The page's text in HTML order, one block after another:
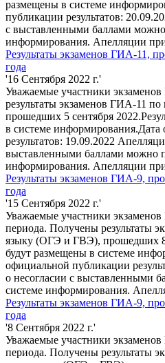
размещены в системе
публикации результатов:
с выставленными баллами можно
информирования. Апелляции
Результаты экзаменов ГИА-11,
года
'16 Сентября 2022 г.'
Уважаемые участники
результаты экзаменов ГИА-11
прошедших 5 сентября
в системе
результатов: 19.09.2022
выставленными баллами можно
информирования. Апелляции
Результаты экзаменов ГИА-9,
года
'15 Сентября 2022 г.'
Уважаемые участники
периода. Получены результаты
языку (ОГЭ и ГВЭ), прошедших 8
будут размещены в системе
официальной публикации
о несогласии с выставленными
системе информирования.
Результаты экзаменов ГИА-9,
года
'8 Сентября 2022 г.'
Уважаемые участники
периода. Получены результаты